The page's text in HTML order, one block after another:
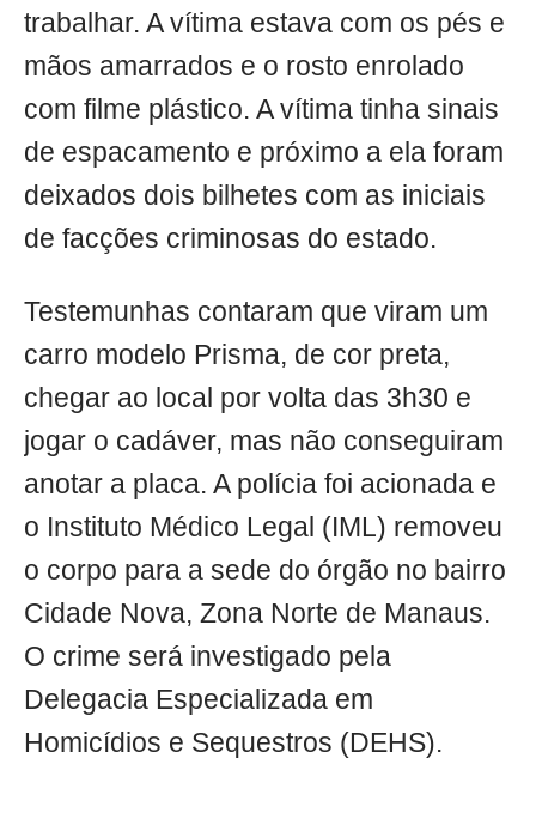
trabalhar. A vítima estava com os pés e
mãos amarrados e o rosto enrolado
com filme plástico. A vítima tinha sinais
de espacamento e próximo a ela foram
deixados dois bilhetes com as iniciais
de facções criminosas do estado.
Testemunhas contaram que viram um
carro modelo Prisma, de cor preta,
chegar ao local por volta das 3h30 e
jogar o cadáver, mas não conseguiram
anotar a placa. A polícia foi acionada e
o Instituto Médico Legal (IML) removeu
o corpo para a sede do órgão no bairro
Cidade Nova, Zona Norte de Manaus.
O crime será investigado pela
Delegacia Especializada em
Homicídios e Sequestros (DEHS).